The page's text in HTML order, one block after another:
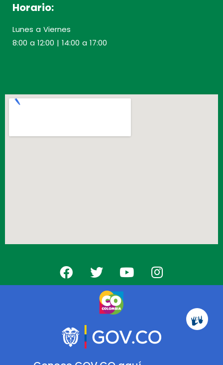
Horario:
Lunes a Viernes
8:00 a 12:00 | 14:00 a 17:00